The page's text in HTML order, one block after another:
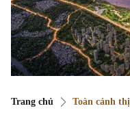
Trang chủ Toàn cảnh